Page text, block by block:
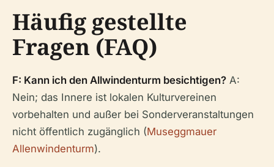
Häufig gestellte
Fragen (FAQ)
F: Kann ich den Allwindenturm besichtigen? A:
Nein; das Innere ist lokalen Kulturvereinen
vorbehalten und außer bei Sonderveranstaltungen
nicht öffentlich zugänglich (Museggmauer
Allenwindenturm).